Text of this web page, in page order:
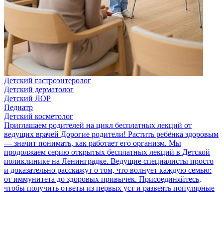
Детский гастроэнтеролог
Детский дерматолог
Детский ЛОР
Педиатр
Детский косметолог
Приглашаем родителей на цикл бесплатных лекций от
ведущих врачей Дорогие родители! Растить ребёнка здоровым
— значит понимать, как работает его организм. Мы
продолжаем серию открытых бесплатных лекций в Детской
поликлинике на Ленинградке. Ведущие специалисты просто
и доказательно расскажут о том, что волнует каждую семью:
от иммунитета до здоровых привычек. Присоединяйтесь,
чтобы получить ответы из первых уст и развеять популярные